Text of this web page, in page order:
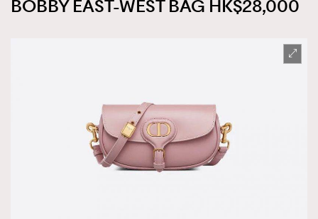
BOBBY EAST-WEST BAG HK$28,000